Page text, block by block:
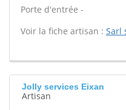
Porte d'entrée -
Voir la fiche artisan : Sarl
Jolly services Eixan
Artisan